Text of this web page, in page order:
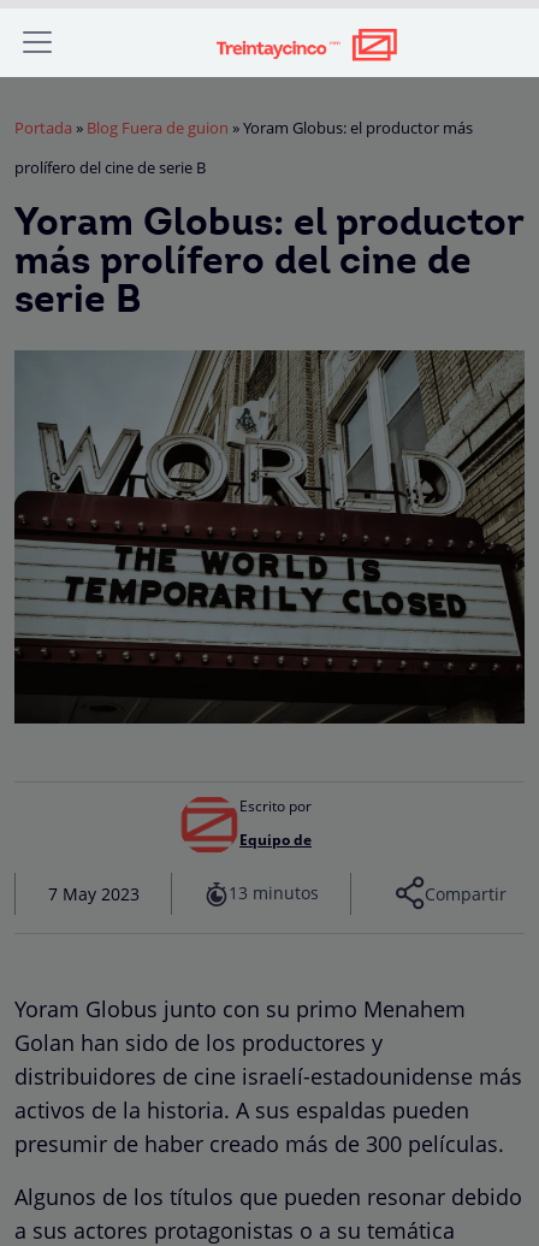
Portada » Blog Fuera de guion »Yoram Globus: el productor más
prolífero del cine de serie B
Yoram Globus: el productor
más prolífero del cine de
serie B
Escrito por
Equipo de
7 May 2023 13 minutos Compartir
Yoram Globus junto con su primo Menahem
Golan han sido de los productores y
distribuidores de cine israelí-estadounidense más
activos de la historia. A sus espaldas pueden
presumir de haber creado más de 300 películas.
Algunos de los títulos que pueden resonar debido
a sus actores protagonistas o a su temática